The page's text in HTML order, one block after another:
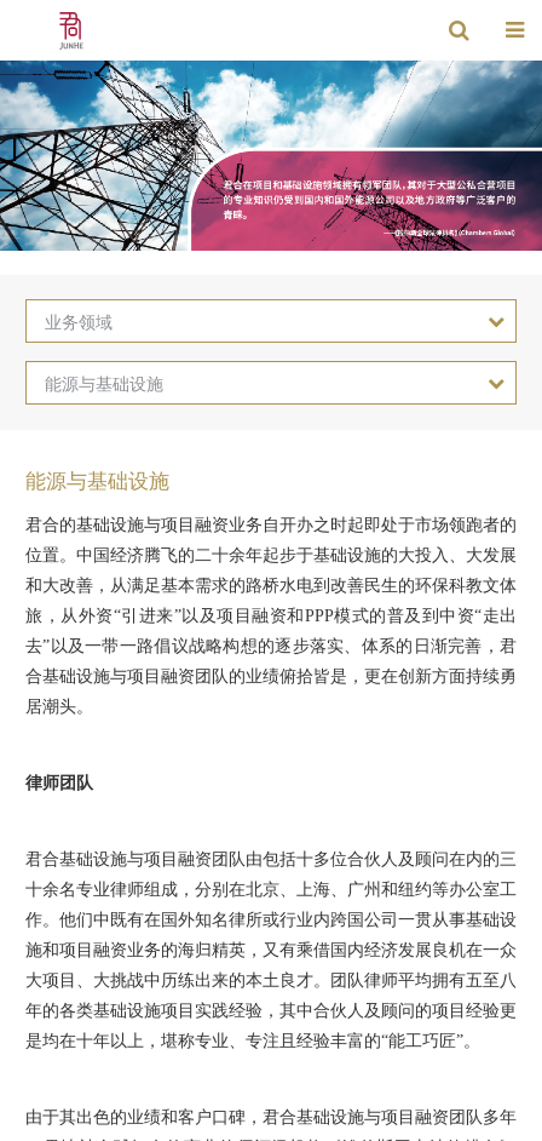
业务领域
能源与基础设施
能源与基础设施
君合的基础设施与项目融资业务自开办之时起即处于市场领跑者的
位置。中国经济腾飞的二十余年起步于基础设施的大投入、大发展
和大改善，从满足基本需求的路桥水电到改善民生的环保科教文体
旅，从外资“引进来”以及项目融资和PPP模式的普及到中资“走出
去”以及一带一路倡议战略构想的逐步落实、体系的日渐完善，君
合基础设施与项目融资团队的业绩俯拾皆是，更在创新方面持续勇
居潮头。
律师团队
君合基础设施与项目融资团队由包括十多位合伙人及顾问在内的三
十余名专业律师组成，分别在北京、上海、广州和纽约等办公室工
作。他们中既有在国外知名律所或行业内跨国公司一贯从事基础设
施和项目融资业务的海归精英，又有乘借国内经济发展良机在一众
大项目、大挑战中历练出来的本土良才。团队律师平均拥有五至八
年的各类基础设施项目实践经验，其中合伙人及顾问的项目经验更
是均在十年以上，堪称专业、专注且经验丰富的“能工巧匠”。
由于其出色的业绩和客户口碑，君合基础设施与项目融资团队多年